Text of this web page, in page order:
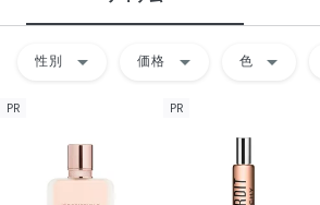
性別 arrow_drop_down 価格 arrow_drop_down 色 arrow_drop_down
PR PR